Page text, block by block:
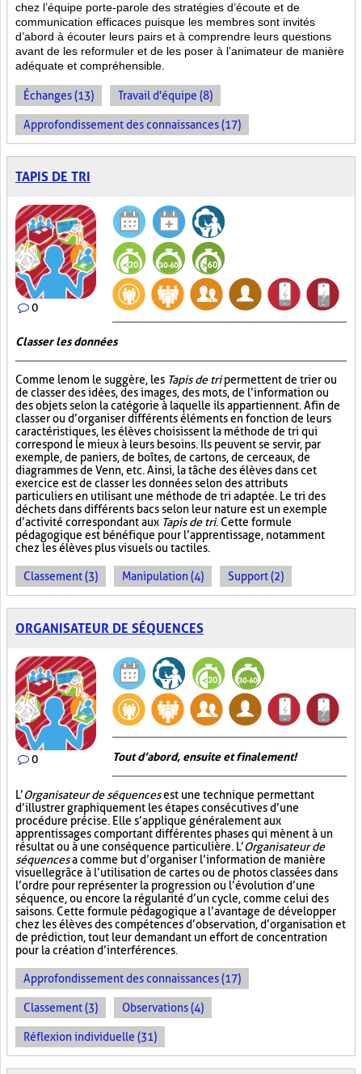
chez l’équipe porte-parole des stratégies d’écoute et de
communication efficaces puisque les membres sont invités
d’abord à écouter leurs pairs et à comprendre leurs questions
avant de les reformuler et de les poser à l’animateur de manière
adéquate et compréhensible.
Échanges (13) Travail d'équipe (8)
Approfondissement des connaissances (17)
TAPIS DE TRI
0
Classer les données
Comme le nom le suggère, les Tapis de tripermettent de trier ou
de classer des idées, des images, des mots, de l’information ou
des objets selon la catégorie à laquelle ils appartiennent. Afin de
classer ou d’organiser différents éléments en fonction de leurs
caractéristiques, les élèves choisissent la méthode de tri qui
correspond le mieux à leurs besoins. Ils peuvent se servir, par
exemple, de paniers, de boîtes, de cartons, de cerceaux, de
diagrammes de Venn, etc. Ainsi, la tâche des élèves dans cet
exercice est de classer les données selon des attributs
particuliers en utilisant une méthode de tri adaptée. Le tri des
déchets dans différents bacs selon leur nature est un exemple
d’activité correspondant aux Tapis de tri. Cette formule
pédagogique est bénéfique pour l’apprentissage, notamment
chez les élèves plus visuels ou tactiles.
Classement (3) Manipulation (4) Support (2)
ORGANISATEUR DE SÉQUENCES
0 Tout d’abord, ensuite et finalement!
L’Organisateur de séquencesest une technique permettant
d’illustrer graphiquement les étapes consécutives d’une
procédure précise. Elle s’applique généralement aux
apprentissages comportant différentes phases qui mènent à un
résultat ou à une conséquence particulière. L’Organisateur de
séquencesa comme but d’organiser l’information de manière
visuellegrâce à l’utilisation de cartes ou de photos classées dans
l’ordre pour représenter la progression ou l’évolution d’une
séquence, ou encore la régularité d’un cycle, comme celui des
saisons. Cette formule pédagogique a l’avantage de développer
chez les élèves des compétences d’observation, d’organisation et
de prédiction, tout leur demandant un effort de concentration
pour la création d’interférences.
Approfondissement des connaissances (17)
Classement (3) Observations (4)
Réflexion individuelle (31)